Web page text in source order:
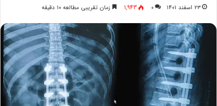
۲۳ اسفند ۱۴۰۱ ۰ 1,943 زمان تقریبی مطالعه ۱۰ دقیقه